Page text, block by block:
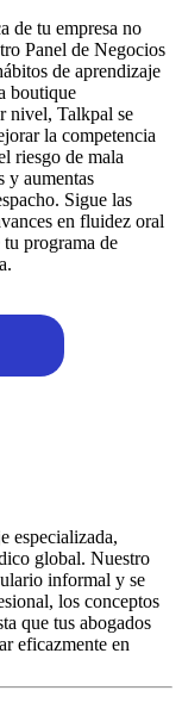
de tu empresa no
Panel de Negocios
de aprendizaje
boutique
nivel, Talkpal se
la competencia
riesgo de mala
y aumentas
Sigue las
en fluidez oral
programa de
especializada,
global. Nuestro
informal y se
los conceptos
que tus abogados
eficazmente en